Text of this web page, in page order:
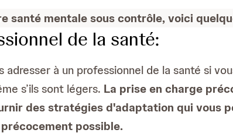
santé mentale sous contrôle, voici
de la santé:
à un professionnel de la santé si
s’ils sont légers. La prise en charge
des stratégies d'adaptation qui vous
possible.